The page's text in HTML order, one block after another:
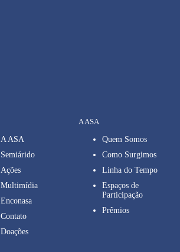
A ASA
Semiárido
Ações
Multimídia
Enconasa
Contato
Doações
A ASA
Quem Somos
Como Surgimos
Linha do Tempo
Espaços de
Participação
Prêmios